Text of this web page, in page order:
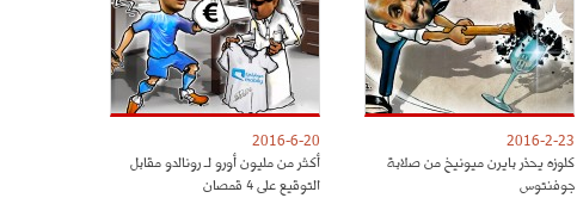
2016-2-23
كلوزه يحذر بايرن ميونيخ من صلابة
جوفنتوس
2016-6-20
أكثر من مليون أورو لـ رونالدو مقابل
التوقيع على 4 قمصان